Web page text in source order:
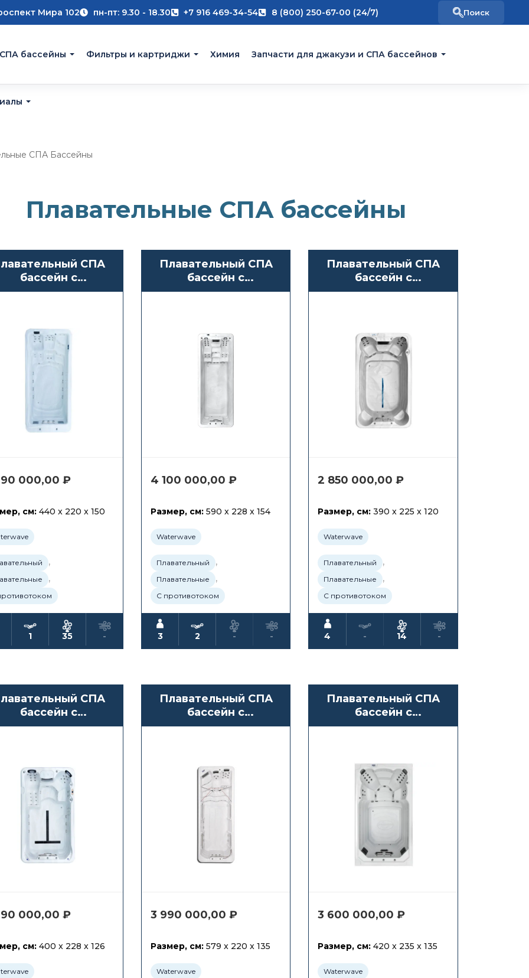
Мира 102 пн-пт: 9.30 - 18.30 +7 916 469-34-54 8 (800) 250-67-00 (24/7)
бассейны Фильтры и картриджи Химия Запчасти для джакузи и СПА бассейнов
СПА Бассейны
Плавательные СПА бассейны
СПА
бассейн с
противотоком
000,00 ₽
см:440 x 220 x 150
,
,
1 35 -
Плавательный СПА
бассейн с
противотоком
4 100 000,00 ₽
Размер, см:590 x 228 x 154
Waterwave
Плавательный ,
Плавательные ,
С противотоком
3 2 - -
Плавательный СПА
бассейн с
противотоком
2 850 000,00₽
Размер, см: 390 x 225 x 120
Waterwave
Плавательный ,
Плавательные ,
С противотоком
4 - 14 -
СПА
бассейн с
противотоком
000,00 ₽
см:400 x 228 x 126
Плавательный СПА
бассейн с
противотоком
3 990 000,00 ₽
Размер, см:579 x 220 x 135
Waterwave
Плавательный СПА
бассейн с
противотоком
3 600 000,00₽
Размер, см: 420 x 235 x 135
Waterwave